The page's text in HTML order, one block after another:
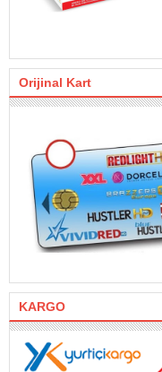
Orijinal Kart
KARGOHD ANDROİD TV BOX